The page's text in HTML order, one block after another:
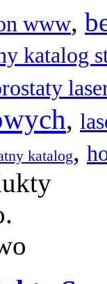
www,
katalog
,
katalog,